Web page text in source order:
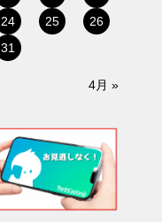
24 25
26
31
4月 »